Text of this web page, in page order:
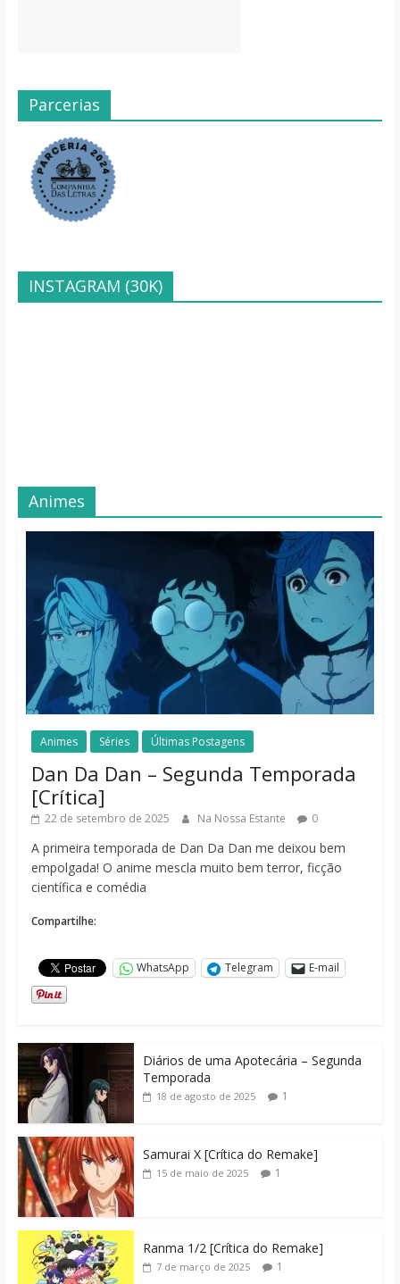
Parcerias
INSTAGRAM (30K)
Animes
Animes Séries Últimas Postagens
Dan Da Dan – Segunda Temporada
[Crítica]
22 de setembro de 2025 Na Nossa Estante 0
A primeira temporada de Dan Da Dan me deixou bem
empolgada! O anime mescla muito bem terror, ficção
científica e comédia
Compartilhe:
WhatsApp Telegram E-mail
Diários de uma Apotecária – Segunda
Temporada
18 de agosto de 2025 1
Samurai X [Crítica do Remake]
15 de maio de 2025 1
Ranma 1/2 [Crítica do Remake]
7 de março de 2025 1